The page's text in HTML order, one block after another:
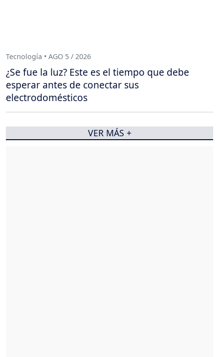
Tecnología • AGO 5 / 2026
¿Se fue la luz? Este es el tiempo que debe
esperar antes de conectar sus
electrodomésticos
VER MÁS +